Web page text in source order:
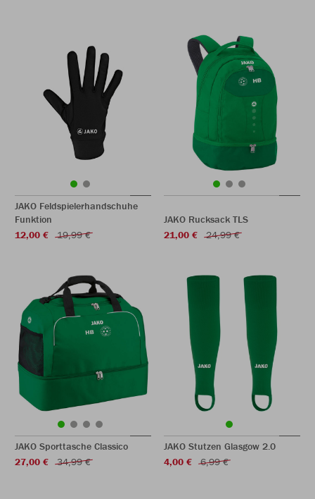
JAKO Feldspielerhandschuhe
Funktion
12,00 €
19,99 €
JAKO Rucksack TLS
21,00 €
24,99 €
JAKO Sporttasche Classico
27,00 €
34,99 €
JAKO Stutzen Glasgow 2.0
4,00 €
6,99 €